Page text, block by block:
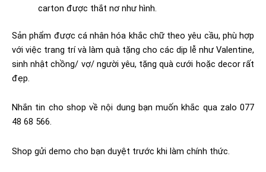
carton được thắt nơ như hình.
Sản phẩm được cá nhân hóa khắc chữ theo yêu cầu, phù hợp
với việc trang trí và làm quà tặng cho các dịp lễ như Valentine,
sinh nhật chồng/ vợ/ người yêu, tặng quà cưới hoặc decor rất
đẹp.
Nhắn tin cho shop về nội dung bạn muốn khắc qua zalo 077
48 68 566.
Shop gửi demo cho bạn duyệt trước khi làm chính thức.